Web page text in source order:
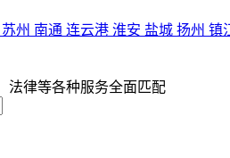
苏州 南通 连云港 淮安 盐城 扬州 镇
法律等各种服务全面匹配